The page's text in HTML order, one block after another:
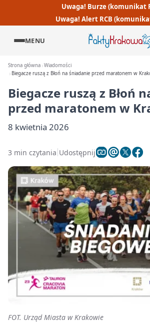
Uwaga! Burze (komunikat
Uwaga! Alert RCB
MENU
Strona główna Wiadomości
Biegacze ruszą z Błoń na śniadanie przed maratonem w
Biegacze ruszą z Błoń
przed maratonem w
8 kwietnia 2026
3 min czytania Udostępnij
FOT. Urząd Miasta w Krakowie